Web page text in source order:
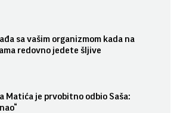
sa vašim organizmom kada na
redovno jedete šljive
Matića je prvobitno odbio Saša: